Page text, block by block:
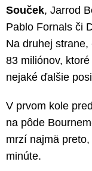
Souček, Jarrod
Pablo Fornals či
Na druhej
83 miliónov,
nejaké ďalšie
V prvom kole
na pôde
mrzí najmä
minúte.